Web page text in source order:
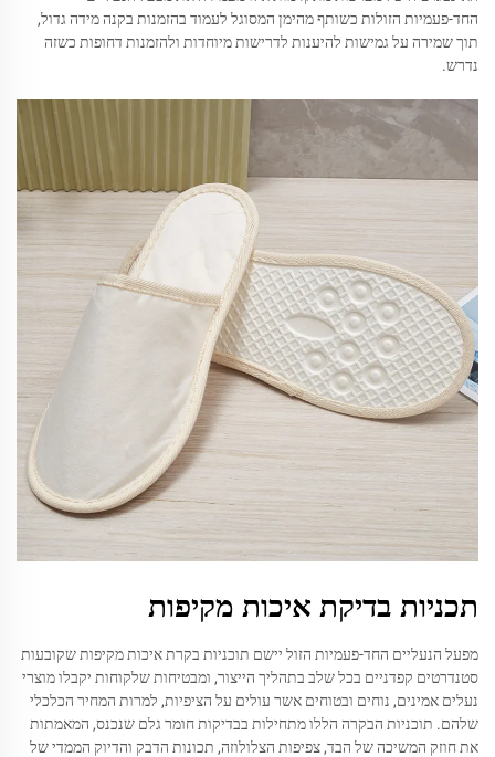
החד-פעמיות הזולות כשותף מהימן המסוגל לעמוד בהזמנות בקנה מידה גדול,
תוך שמירה על גמישות להיענות לדרישות מיוחדות ולהזמנות דחופות כשזה
נדרש.
תכניות בדיקת איכות מקיפות
מפעל הנעליים החד-פעמיות הזול יישם תוכניות בקרת איכות מקיפות שקובעות
סטנדרטים קפדניים בכל שלב בתהליך הייצור, ומבטיחות שלקוחות יקבלו מוצרי
נעלים אמינים, נוחים ובטוחים אשר עולים על הציפיות, למרות המחיר הכלכלי
שלהם. תוכניות הבקרה הללו מתחילות בבדיקות חומר גלם שנכנס, המאמתות
את חוזק המשיכה של הבד, צפיפות הצלולוזה, תכונות הדבק והדיוק הממדי של